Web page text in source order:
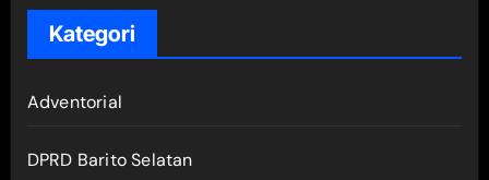
Kategori
Adventorial
DPRD Barito Selatan